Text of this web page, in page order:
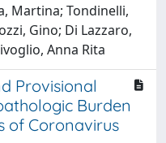
Martina; Tondinelli,
Gino; Di Lazzaro,
Anna Rita
Provisional
Burden
of Coronavirus